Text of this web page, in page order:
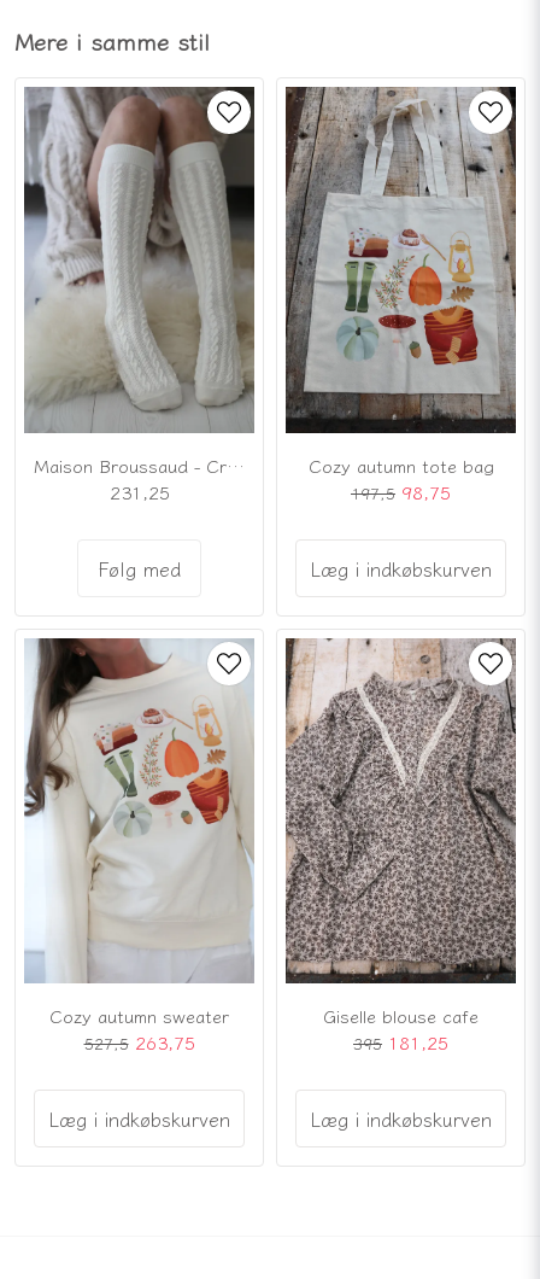
Mere i samme stil
Maison Broussaud - Cremehvide knæstrømper i uldblanding
231,25
Følg med
Cozy autumn tote bag
197,5 98,75
Læg i indkøbskurven
Cozy autumn sweater
527,5 263,75
Læg i indkøbskurven
Giselle blouse cafe
395 181,25
Læg i indkøbskurven